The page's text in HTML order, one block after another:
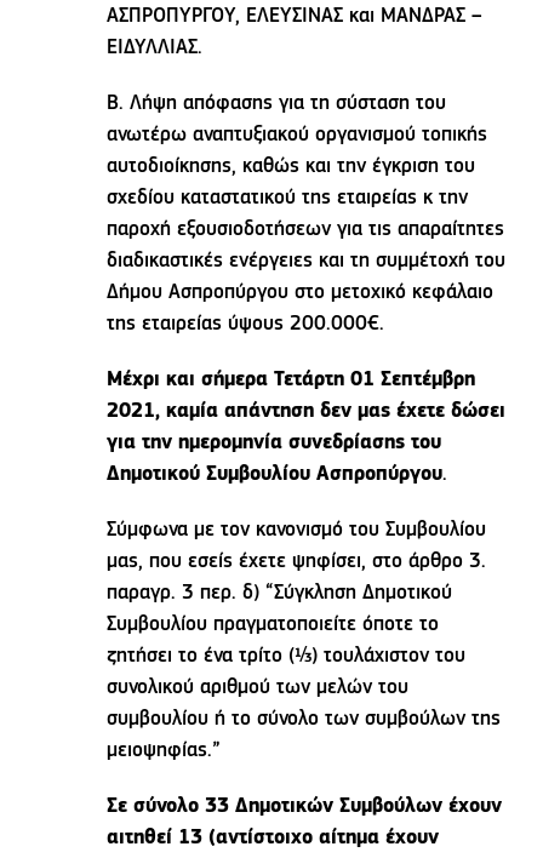
ΑΣΠΡΟΠΥΡΓΟΥ, ΕΛΕΥΣΙΝΑΣ και ΜΑΝΔΡΑΣ –
ΕΙΔΥΛΛΙΑΣ.
Β. Λήψη απόφασης για τη σύσταση του
ανωτέρω αναπτυξιακού οργανισμού τοπικής
αυτοδιοίκησης, καθώς και την έγκριση του
σχεδίου καταστατικού της εταιρείας κ την
παροχή εξουσιοδοτήσεων για τις απαραίτητες
διαδικαστικές ενέργειες και τη συμμέτοχή του
Δήμου Ασπροπύργου στο μετοχικό κεφάλαιο
της εταιρείας ύψους 200.000€.
Μέχρι και σήμερα Τετάρτη 01 Σεπτέμβρη
2021, καμία απάντηση δεν μας έχετε δώσει
για την ημερομηνία συνεδρίασης του
Δημοτικού Συμβουλίου Ασπροπύργου.
Σύμφωνα με τον κανονισμό του Συμβουλίου
μας, που εσείς έχετε ψηφίσει, στο άρθρο 3.
παραγρ. 3 περ. δ) “Σύγκληση Δημοτικού
Συμβουλίου πραγματοποιείτε όποτε το
ζητήσει το ένα τρίτο (1⁄3) τουλάχιστον του
συνολικού αριθμού των μελών του
συμβουλίου ή το σύνολο των συμβούλων της
μειοψηφίας.”
Σε σύνολο 33 Δημοτικών Συμβούλων έχουν
αιτηθεί 13 (αντίστοιχο αίτημα έχουν